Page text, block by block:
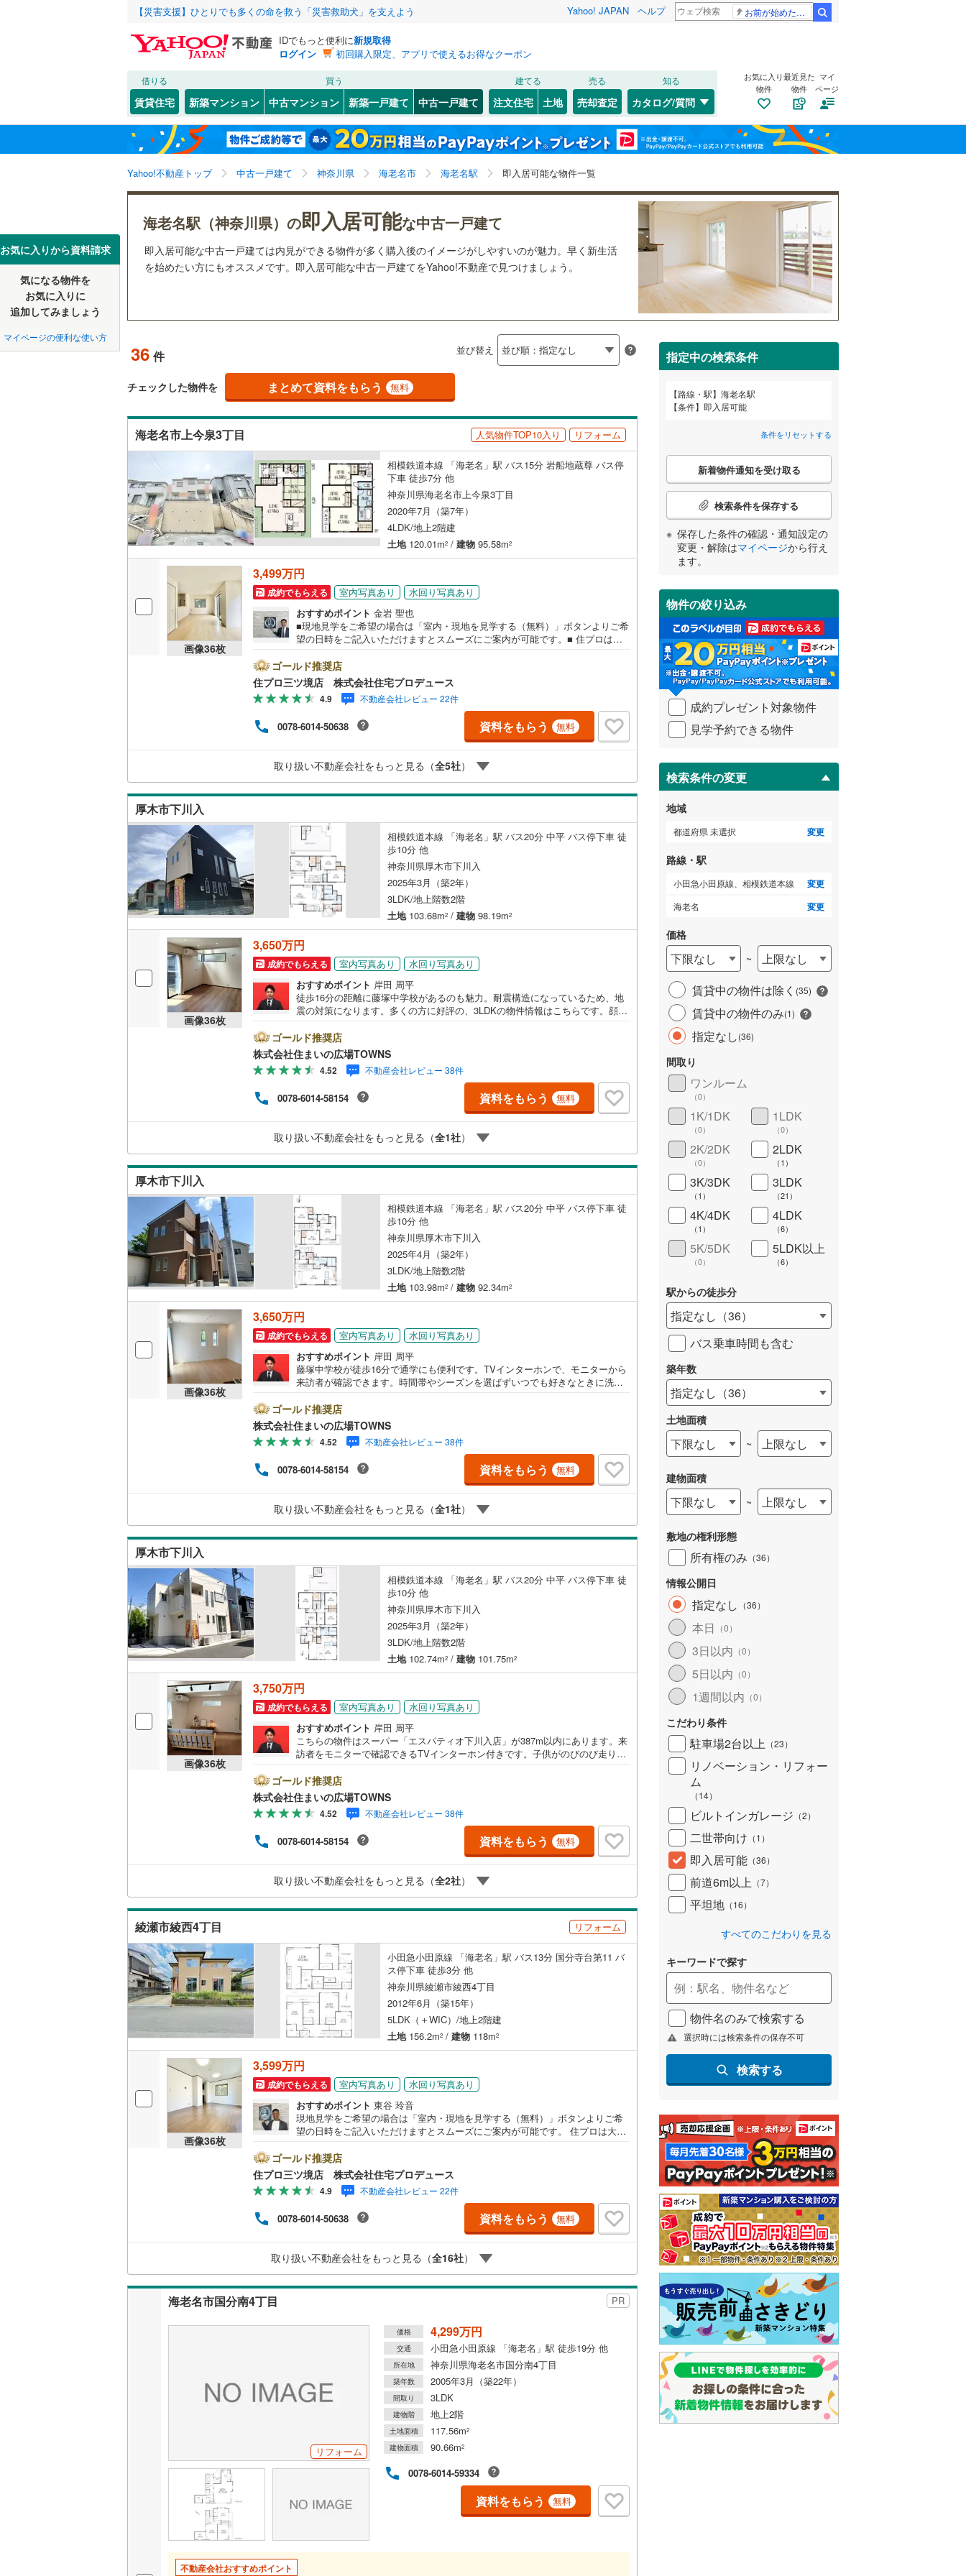
【災害支援】ひとりでも多くの命を救う「災害救助犬」を支えよう Yahoo! JAPAN ヘルプ お前が始めた物語だろ
IDでもっと便利に新規取得
ログイン
初回購入限定、アプリで使えるお得なクーポン
借りる
賃貸住宅
買う
新築マンション 中古マンション 新築一戸建て 中古一戸建て
建てる
注文住宅 土地
売る
売却査定
知る
カタログ/質問
お気に入り
物件
最近見た
物件
マイ
ページ
Yahoo!不動産トップ 中古一戸建て 神奈川県 海老名市 海老名駅 即入居可能な物件一覧
お気に入りから資料請求
気になる物件を
お気に入りに
追加してみましょう
マイページの便利な使い方
海老名駅（神奈川県）の即入居可能な中古一戸建て
即入居可能な中古一戸建ては内見ができる物件が多く購入後のイメージがしやすいのが魅力。早く新生活
を始めたい方にもオススメです。即入居可能な中古一戸建てをYahoo!不動産で見つけましょう。
36 件 並び替え
チェックした物件を まとめて資料をもらう 無料
海老名市上今泉3丁目 人気物件TOP10入り リフォーム
相模鉄道本線 「海老名」駅 バス15分 岩船地蔵尊 バス停
下車 徒歩7分 他
神奈川県海老名市上今泉3丁目
2020年7月（築7年）
4LDK/地上2階建
土地120.01m2 / 建物 95.58m2
画像36枚
3,499万円
成約でもらえる 室内写真あり
水回り写真あり
おすすめポイント 金岩 聖也
■現地見学をご希望の場合は「室内・現地を見学する（無料）」ボタンよりご希
望の日時をご記入いただけますとスムーズにご案内が可能です。■ 住プロは座
市エリアの不動産売買専門会社です！最新物件情報や当社限定で販売する物件
情報も多数ございますので、お気軽にお問合せ下さい！ -------------- 弊社独自の
住宅ローン提案システム 弊社ではファイナンシャル専門スタッフによる【丁寧
な資金アドバイス】【ファイナンシャルプラン提案書の作成】を随時行ってお
ります。意外に知らないお客様が多い【定年時の住宅ローン残高】【住宅購入
者だけが加入できる無料の生命保険】【13年間もらえる、国からの特別ボーナ
ス】これから多くなる【教育費】住宅を買った後から始まる【住宅ローン返
グ】で不安な部分を明確にしていきませんか？？ --------------
ゴールド推奨店
住プロ三ツ境店 株式会社住宅プロデュース
4.9 不動産会社レビュー 22件
0078-6014-50638 資料をもらう 無料
取り扱い不動産会社をもっと見る（全5社）
厚木市下川入
相模鉄道本線 「海老名」駅 バス20分 中平 バス停下車 徒
歩10分 他
神奈川県厚木市下川入
2025年3月（築2年）
3LDK/地上階数2階
土地103.68m2 / 建物 98.19m2
画像36枚
3,650万円
成約でもらえる 室内写真あり
水回り写真あり
おすすめポイント 岸田 周平
徒歩16分の距離に藤塚中学校があるのも魅力。耐震構造になっているため、地
震の対策になります。多くの方に好評の、3LDKの物件情報はこちらです。顔が
平米。窓付きの浴室が付いておりますので、カビの心配もご無用です。追い焚
き機能付きで水道代の節約につながります。【年中無休/9:00～21:00】人気物件
は特にお問い合わせが集中するため、お早めにお電話下さい。「室内・現地を
見学する」ボタンよりご予約頂くとご見学がスムーズです。■その他、各種ご相
談も承っております。○住宅ローンのご相談○ライフプランのシミュレーション
■住まいの広場TOWNSからお客様へ経験豊富なスタッフが親身になってお客様
に合った物件をご紹介させて頂きます！ /他社様掲載物件も併せてご紹介可能で
も大歓迎です！
ゴールド推奨店
株式会社住まいの広場TOWNS
4.52 不動産会社レビュー 38件
0078-6014-58154 資料をもらう 無料
取り扱い不動産会社をもっと見る（全1社）
厚木市下川入
相模鉄道本線 「海老名」駅 バス20分 中平 バス停下車 徒
歩10分 他
神奈川県厚木市下川入
2025年4月（築2年）
3LDK/地上階数2階
土地103.98m2 / 建物 92.34m2
画像36枚
3,650万円
成約でもらえる 室内写真あり
水回り写真あり
おすすめポイント 岸田 周平
藤塚中学校が徒歩16分で通学にも便利です。TVインターホンで、モニターから
来訪者が確認できます。時間帯やシーズンを選ばずいつでも好きなときに洗濯
ファミリーにもおすすめの物件です。ゆったりとしたくつろぎの空間のある、3
LDKの物件です。設備や周辺環境が整っている中古戸建てはいかがでしょう
か。こちらの物件は南向きです。【年中無休/9:00～21:00】人気物件は特にお問
い合わせが集中するため、お早めにお電話下さい。「室内・現地を見学する」
ボタンよりご予約頂くとご見学がスムーズです。■その他、各種ご相談も承って
おります。○住宅ローンのご相談○ライフプランのシミュレーション■住まいの
広場TOWNSからお客様へ経験豊富なスタッフが親身になってお客様に合った物
軽にお問い合わせ下さい♪駐車場もございますので、お車でのお越しも大歓迎で
す！
ゴールド推奨店
株式会社住まいの広場TOWNS
4.52 不動産会社レビュー 38件
0078-6014-58154 資料をもらう 無料
取り扱い不動産会社をもっと見る（全1社）
厚木市下川入
相模鉄道本線 「海老名」駅 バス20分 中平 バス停下車 徒
歩10分 他
神奈川県厚木市下川入
2025年3月（築2年）
3LDK/地上階数2階
土地102.74m2 / 建物 101.75m2
画像36枚
3,750万円
成約でもらえる 室内写真あり
水回り写真あり
おすすめポイント 岸田 周平
こちらの物件はスーパー「エスパティオ下川入店」が387m以内にあります。来
訪者をモニターで確認できるTVインターホン付きです。子供がのびのび走り回
ご好評です。浴室乾燥機のあるお風呂場は洗濯物を干すときにも便利です。値
段がお手ごろな中古戸建てはいかがでしょうか。うっとりとしてしまう程の魅
力的な田園風景が広がります。【年中無休/9:00～21:00】人気物件は特にお問い
合わせが集中するため、お早めにお電話下さい。「室内・現地を見学する」ボ
タンよりご予約頂くとご見学がスムーズです。■その他、各種ご相談も承ってお
ります。○住宅ローンのご相談○ライフプランのシミュレーション■住まいの広
場TOWNSからお客様へ経験豊富なスタッフが親身になってお客様に合った物件
にお問い合わせ下さい♪駐車場もございますので、お車でのお越しも大歓迎で
す！
ゴールド推奨店
株式会社住まいの広場TOWNS
4.52 不動産会社レビュー 38件
0078-6014-58154 資料をもらう 無料
取り扱い不動産会社をもっと見る（全2社）
綾瀬市綾西4丁目 リフォーム
小田急小田原線 「海老名」駅 バス13分 国分寺台第11 バ
ス停下車 徒歩3分 他
神奈川県綾瀬市綾西4丁目
2012年6月（築15年）
5LDK（＋WIC）/地上2階建
土地156.2m2 / 建物 118m2
画像36枚
3,599万円
成約でもらえる 室内写真あり
水回り写真あり
おすすめポイント 東谷 玲音
現地見学をご希望の場合は「室内・現地を見学する（無料）」ボタンよりご希
望の日時をご記入いただけますとスムーズにご案内が可能です。 住プロは大和
会社です！最新物件情報や当社限定で販売する物件情報も多数ございますの
で、お気軽にお問合せ下さい！ -------------- 弊社独自の住宅ローン提案システム
弊社ではファイナンシャル専門スタッフによる【丁寧な資金アドバイス】【フ
ァイナンシャルプラン提案書の作成】を随時行っております。意外に知らない
お客様が多い【定年時の住宅ローン残高】【住宅購入者だけが加入できる無料
の生命保険】【13年間もらえる、国からの特別ボーナス】これから多くなる
【教育費】住宅を買った後から始まる【住宅ローン返済】65歳以上から必要に
していきませんか？？ --------------
ゴールド推奨店
住プロ三ツ境店 株式会社住宅プロデュース
4.9 不動産会社レビュー 22件
0078-6014-50638 資料をもらう 無料
取り扱い不動産会社をもっと見る（全16社）
海老名市国分南4丁目 PR
リフォーム
価格 4,299万円
交通 小田急小田原線 「海老名」駅 徒歩19分 他
所在地 神奈川県海老名市国分南4丁目
築年数 2005年3月（築22年）
間取り 3LDK
建物階 地上2階
土地面積 117.56m2
建物面積 90.66m2
0078-6014-59334
資料をもらう 無料
不動産会社おすすめポイント
指定中の検索条件
路線・駅
海老名駅
条件
即入居可能
条件をリセットする
こ
検
条
件
受
け
取
る
・
条
件
を
イ
ペ
ジ
に
保
存
す
る
新着物件通知を受け取る
検索条件を保存する
保存した条件の確認・通知設定の
変更・解除はマイページから行え
ます。
物件の絞り込み
成約プレゼント対象物件
見学予約できる物件
検索条件の変更
地域
都道府県 未選択 変更
路線・駅
小田急小田原線、相模鉄道本線 変更
海老名 変更
価格
下限なし ~
上限なし
賃貸中の物件は除く (35)
賃貸中の物件のみ(1)
指定なし(36)
間取り
ワンルーム
（0）
1K/1DK
（0）
1LDK
（0）
2K/2DK
（0）
2LDK
（1 ）
3K/3DK
（1 ）
3LDK
（21 ）
4K/4DK
（1 ）
4LDK
（6）
5K/5DK
（0）
5LDK以上
（6）
駅からの徒歩分
指定なし （36）
バス乗車時間も含む
築年数
指定なし （36）
土地面積
下限なし ~ 上限なし
建物面積
下限なし ~ 上限なし
敷地の権利形態
所有権のみ （36）
情報公開日
指定なし （36）
本日 （0）
3日以内 （0）
5日以内 （0）
1週間以内 （0）
こだわり条件
駐車場2台以上 （23）
リノベーション・リフォー
ム
（14）
ビルトインガレージ （2）
二世帯向け （1 ）
即入居可能 （36）
前道6m以上 （7）
平坦地 （16）
すべてのこだわりを見る
キーワードで探す
物件名のみで検索する
選択時には検索条件の保存不可
検索する
北海道 北海道
東北 青森 岩手 宮城 秋田 山形 福島
関東 東京 神奈川 埼玉 千葉 茨城
長野
東海 愛知 岐阜 静岡 三重
和歌山
中国 鳥取 島根 岡山 広島 山口
高知
福岡 佐賀 長崎 鹿児島
該当物件0件 この条件で検索する 条件をリセットする
該当物件0件 この条件で検索する 条件をリセットする
該当物件0件 条件をリセットする
JR 函館本線(7) 札沼線(3) 千歳線(6)
石勝線(0) 室蘭本線(1) 日高本線(0)
根室本線(20) 富良野線(0) 宗谷本線(0)
石北本線
(0) 釧網本線(0)
常磐線(129) 水郡線(13) 川越線(94)
高崎線(148) 上越線( 3)
両毛線(31) 水戸線(19)
仙石線(5)
大船渡線(
釜石線(1)
花輪線 (0) 八戸線(0)
大湊線(0)
陸羽西線(0)
米坂線(0)
男鹿線( 0 五能線(0) (0)
羽越本線
0 白新線(0) 信越本線(1)
飯山線
弥彦線(0)
湘南新宿ライン（宇都宮～逗子）
(201)
湘南新宿ライン（前橋～小田原）
(263)
総武本線 (83)
外房線(48) 内房線 京葉線(15)
成田線(29) 久留里線(10)
東金線(22) 東海道本線(119) 山手線(30)
南武線 (27) 武蔵野線(122)
横浜線 (245 ) 横須賀線(73)
相模線(149) 中央本線（JR東日本）(162 青梅線
八高線(85)
篠ノ井線
( 0) 大糸線（JR東日本） 京浜東北線(173)
常磐線（各駅停車）(72) 埼京線(71) 総武線
伊東線(8) 東海道本線（JR東海）(60) 御殿場線( 9)
身延線(25) 中央本線（JR東海）
武豊線(3) 太多線(5)
関西本線（JR東海）
名松線(
参宮線(0) 博多南線(7) 東海道本線（JR西日本）
大糸線（JR西日本）(0) 北陸本線 小浜線(2 )
越美北線(2) 城端線(2)
氷見線(1) 高山本線（JR西日本）(0) 関西本線（JR西日本）(45)
紀勢本線（JR西日本）
大阪環状線(36)
桜島線 (8 山陽本線（JR西日本）
加古川線(4) 播但線(9 姫新線 (9
吉備線(0)
宇野線( 伯備線 芸備線(11)
福塩線(12) 呉線(26) 可部線
岩徳線(0) 山口線(0) (0
小野田線(0) 山陰本線(
舞鶴線(2) 境線(0)
木次線
0)
桜井線(21) 片町線(107) 和歌山線(32)
阪和線(37) 関西空港線 東西線(27)
おおさか東線(35)
内子線(0) 予土線(0) 高徳線 ( )
鳴門線 (4) 牟岐線( 1
土讃線 (8 山陽本線（JR九州） 3
鹿児島本線 (43) 香椎線(14)
指宿枕崎線(0)
長崎本線
( 3) 唐津線 筑肥線(6)
久大本線(1)
(1)
日南線(5) 筑豊本線(13
後藤寺線(1) 北海道新幹線(0
東北新幹線(45 上越新幹線 山形新幹線(33)
秋田新幹線(26) 北陸新幹線(40) 東海道新幹線(54)
山陽新幹線(35) 北陸新幹線（JR西日本） 九州新幹線(2)
西九州新幹線(0)
地下鉄 札幌市営地下鉄東豊線( 3)
仙台市地下鉄南北線(11) 東京メトロ銀座線
東京メトロ丸ノ内線
( 22) 東京メトロ丸ノ内方南支線( 3) 東京メトロ日比谷線(20
東京メトロ東西線
(14 東京メトロ千代田線(21) 東京メトロ有楽町線
東京メトロ半蔵門線 (5 ) 東京メトロ南北線 東京メトロ副都心線
都営浅草線(4) 都営三田線(20) 都営新宿線(12)
横浜市営地下鉄ブルーライン(107 )
横浜市営地下鉄グリーンライン
名古屋市営地下鉄東山線
(27) 名古屋市営地下鉄名城線 名古屋市営地下鉄鶴舞線(18)
名古屋市営地下鉄桜通線
(16) 名古屋市営地下鉄上飯田線 名古屋市営地下鉄名港線(3)
京都市営地下鉄烏丸線
51) 京都市営地下鉄東西線 OsakaMetro長堀鶴見緑地線 (23
OsakaMetro今里筋線(30) OsakaMetro御堂筋線(32) OsakaMetro谷町線(38)
OsakaMetro四つ橋線(9) OsakaMetro中央線 OsakaMetro千日前線 (22)
OsakaMetro堺筋線(8 )
福岡市地下鉄空港線(4) 福岡市地下鉄箱崎線( 0) 福岡市地下鉄七隈線(13)
札幌市電(0 函館市電宝来・谷地頭線(0)
道南いさりび鉄道( 0) 真岡鐵道(11)
阿武隈急行(1) 会津鉄道(0) 山形鉄道フラワー長井線(0)
えちごトキめき鉄道妙高はねうまラ
イン(0)
いすみ鉄道(1) 北越急行ほくほく線(0) しなの鉄道(2 )
津軽鉄道(0)
弘南鉄道大鰐線 (0) 三陸鉄道リアス線(0)
由利高原鉄道鳥海山ろく線(0) 福島交通飯坂線 ( 0) 仙台空港アクセス線(0)
長野電鉄長野線
松本電鉄上高地線(0)
) 関東鉄道常総線(27)
鹿島臨海鉄道大洗鹿島線 (18)
千葉都市モノレール
上毛電気鉄道上毛線
秩父鉄道(32)
京成本線
該当物件0件 この条件で検索する 条件をリセットする
(0) (0) (0) (1) (2) (2) (0) 梅ケ丘 (1) (0) (8)
祖師ケ谷大蔵
5
(6) (2 (0 (0) (0) 新百合ケ丘
(
(21) (17) (36) (31) (14) (8) (7) (36) (24) (38) (10) (6)
(6 ) (4) (
(0) ( (2) (5) (2) (9) (14) 鶴ケ峰 希望ケ丘
(10) (19)
(7) (7) (13) さがみ野 かしわ台 (36
該当物件0件 条件をリセットする
こだわり条件 リフォーム、リノベーション
リノベーション・リフォーム
（14）
築古・築30年以上（6）
設備
床暖房（1 ） トイレ２か所（
駐車場2台以上（23 ） ビルトインガレージ 太陽光発電システム 1）
ＴＶモニタ付インターホン
防犯カメラ（ 0 ）
間取り、居室全体
バリアフリー住宅（ 間取り変更可能（0）
二世帯向け（1） 3階建て以上（2）
サービスルーム（納戸）
（10）
立地
最寄りの駅が始発駅 11） 小学校まで1km以内（14）
配置、向き、建ち方、日当たり
前道6m以上（7） 角地（12 南道路 （5）
平坦地
LD
リビングダイニング15畳以上
（
キッチン
独立型キッチン （3 対面キッチン （ 19）
販売、価格、契約、入居関連など
即入居可能（36）
浴室
浴室乾燥機あり ）
ウォークインクローゼット
（17）
床下収納
バルコニー、庭
ウッドデッキあり（1）
構造・規模・施工・品質・工法関連
耐震、免震、制震構造
長期優良住宅
オンライン内見(相談)可（17） IT重説可
詳しく見る
該当物件0件 条件をリセットする
検索条件を保存しました
この検索条件の新着物件通知は、 マイページから設定できます。
保存した条件を見る
海老名駅、即入居可能
検索条件を保存する
マイページ
閉じる お気に入りリストを見る
閉じる
閉じる お気に入りリストを見る
閉じる